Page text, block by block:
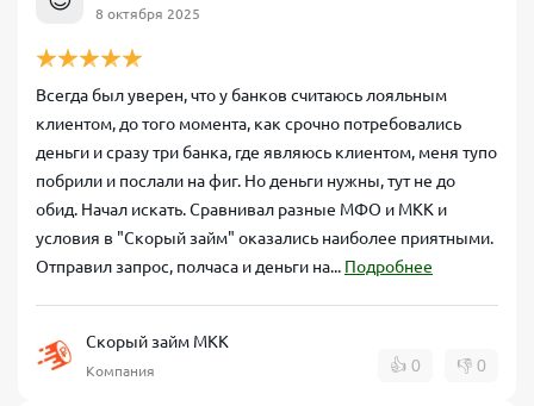
8 октября 2025
Всегда был уверен, что у банков считаюсь лояльным
клиентом, до того момента, как срочно потребовались
деньги и сразу три банка, где являюсь клиентом, меня тупо
побрили и послали на фиг. Но деньги нужны, тут не до
обид. Начал искать. Сравнивал разные МФО и МКК и
условия в "Скорый займ" оказались наиболее приятными.
Отправил запрос, полчаса и деньги на... Подробнее
Скорый займ МКК
Компания 👍 0 👎 0